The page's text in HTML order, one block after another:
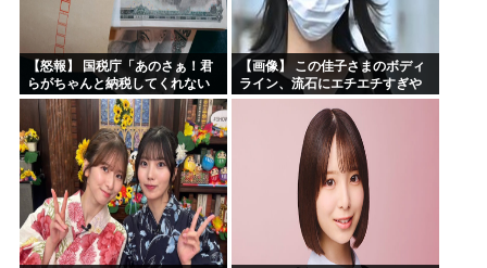
【怒報】 国税庁「あのさぁ！君
らがちゃんと納税してくれない
とこうなっちゃうけどどうす
る？！」←これw w w w w w w w
【画像】 この佳子さまのボディ
ライン、流石にエチエチすぎや
ろ！